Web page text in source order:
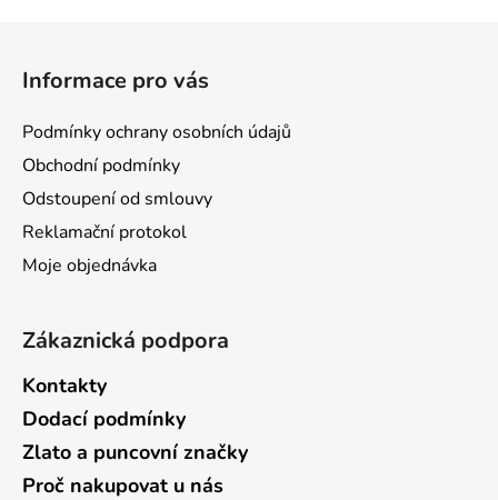
Informace pro vás
Podmínky ochrany osobních údajů
Obchodní podmínky
Odstoupení od smlouvy
Reklamační protokol
Moje objednávka
Zákaznická podpora
Kontakty
Dodací podmínky
Zlato a puncovní značky
Proč nakupovat u nás